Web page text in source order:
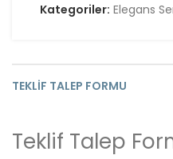
Kategoriler: Elegans
TEKLIF TALEP FORMU
Teklif Talep